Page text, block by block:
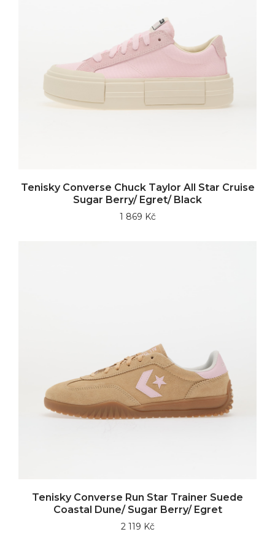
Tenisky Converse Chuck Taylor All Star Cruise
Sugar Berry/ Egret/ Black
1 869 Kč
Tenisky Converse Run Star Trainer Suede
Coastal Dune/ Sugar Berry/ Egret
2 119 Kč